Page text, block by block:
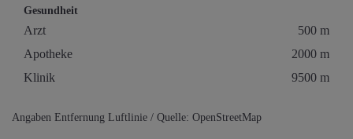
Gesundheit
Arzt
500 m
Apotheke
2000 m
Klinik
9500 m
Angaben Entfernung Luftlinie / Quelle: OpenStreetMap